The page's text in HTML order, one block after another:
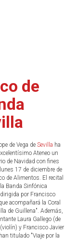
de
de Vega de Sevilla ha
Ateneo un
de Navidad con fines
17 de diciembre de
de Alimentos. El recital
Banda Sinfónica
por Francisco
acompañará la Coral
de Guillena". Además,
Laura Gallego (de
y Francisco Javier
titulado "Viaje por la